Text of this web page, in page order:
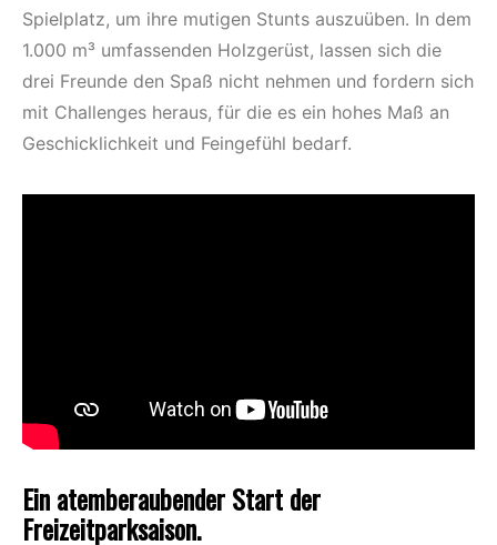
Spielplatz, um ihre mutigen Stunts auszuüben. In dem
1.000 m³ umfassenden Holzgerüst, lassen sich die
drei Freunde den Spaß nicht nehmen und fordern sich
mit Challenges heraus, für die es ein hohes Maß an
Geschicklichkeit und Feingefühl bedarf.
Ein atemberaubender Start der
Freizeitparksaison.